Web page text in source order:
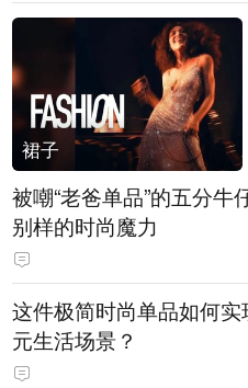
裙子
被嘲“老爸单品”的五分牛
别样的时尚魔力
这件极简时尚单品如何实
元生活场景？